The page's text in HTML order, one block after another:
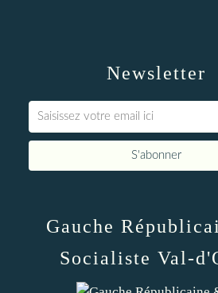
Newsletter
Gauche
Socialiste Val-